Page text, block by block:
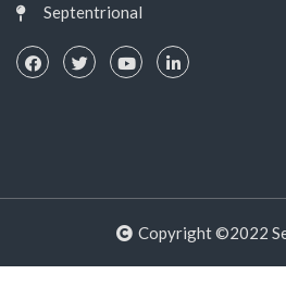
Septentrional
Copyright ©2022